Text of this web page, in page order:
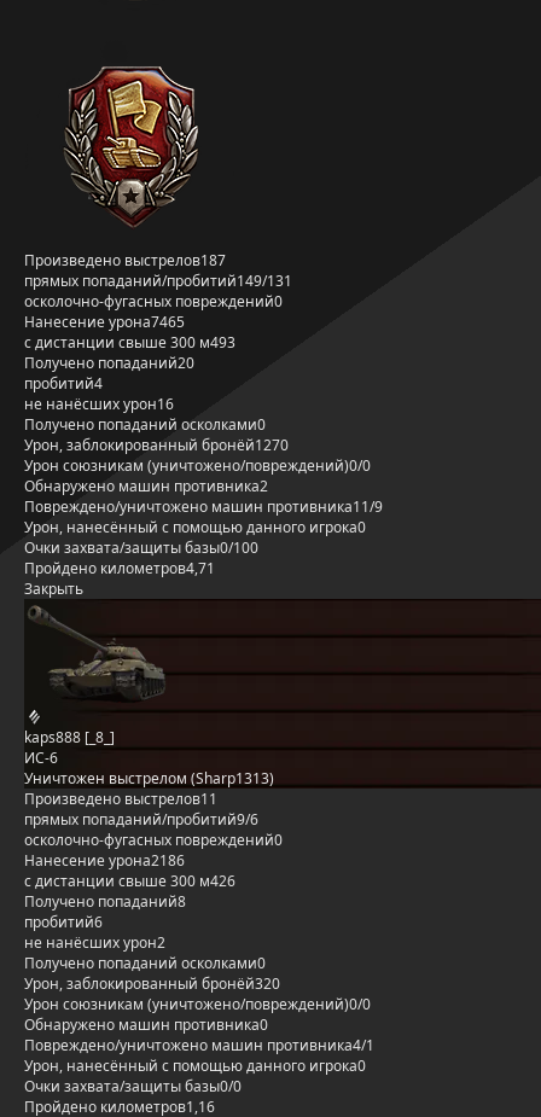
Произведено выстрелов187
прямых попаданий/пробитий149/131
осколочно-фугасных повреждений0
Нанесение урона7465
с дистанции свыше 300 м493
Получено попаданий20
пробитий4
не нанёсших урон16
Получено попаданий осколками0
Урон, заблокированный бронёй1270
Урон союзникам (уничтожено/повреждений)0/0
Обнаружено машин противника2
Повреждено/уничтожено машин противника11/9
Урон, нанесённый с помощью данного игрока0
Очки захвата/защиты базы0/100
Пройдено километров4,71
Закрыть
kaps888 [_8_]
ИС-6
Уничтожен выстрелом (Sharp1313)
Произведено выстрелов11
прямых попаданий/пробитий9/6
осколочно-фугасных повреждений0
Нанесение урона2186
с дистанции свыше 300 м426
Получено попаданий8
пробитий6
не нанёсших урон2
Получено попаданий осколками0
Урон, заблокированный бронёй320
Урон союзникам (уничтожено/повреждений)0/0
Обнаружено машин противника0
Повреждено/уничтожено машин противника4/1
Урон, нанесённый с помощью данного игрока0
Очки захвата/защиты базы0/0
Пройдено километров1,16